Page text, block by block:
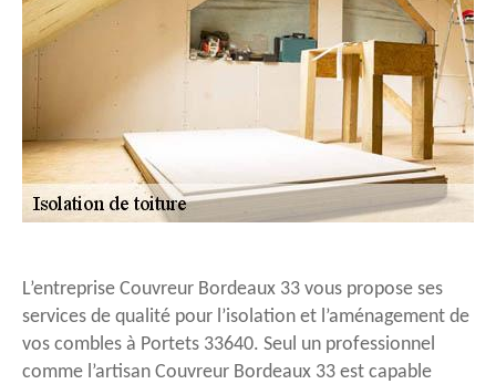
L’entreprise Couvreur Bordeaux 33 vous propose ses
services de qualité pour l’isolation et l’aménagement de
vos combles à Portets 33640. Seul un professionnel
comme l’artisan Couvreur Bordeaux 33 est capable